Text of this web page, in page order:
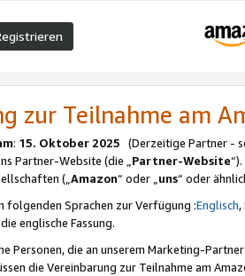
zur Teilnahme am
: 15. Oktober 2025 (Derzeitige Partner -
Partner-Website (die „Partner-Website
(„Amazon“ oder „uns“ oder
folgenden Sprachen zur Verfügung :Englisch,
englische Fassung.
Personen, die an unserem Marketing-
die Vereinbarung zur Teilnahme am